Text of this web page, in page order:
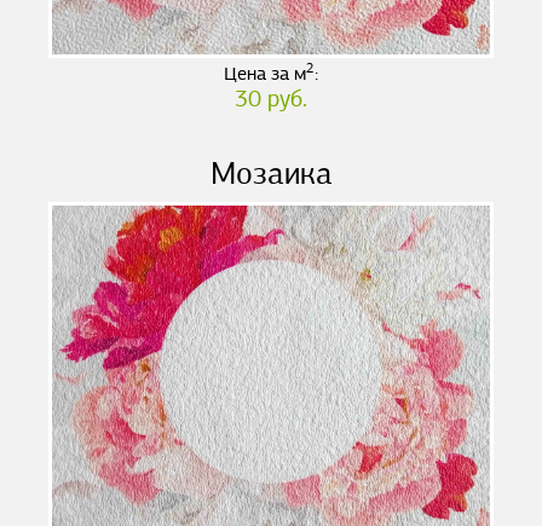
Цена за м2:
30 руб.
Мозаика